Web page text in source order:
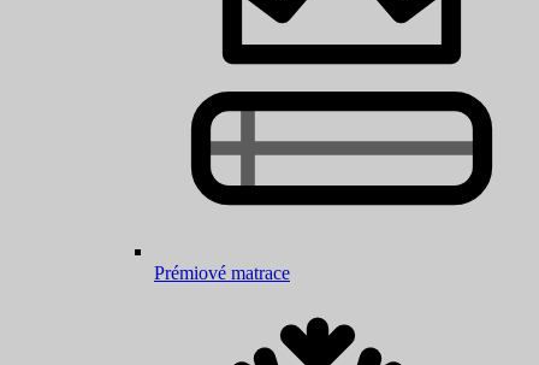
Prémiové matrace